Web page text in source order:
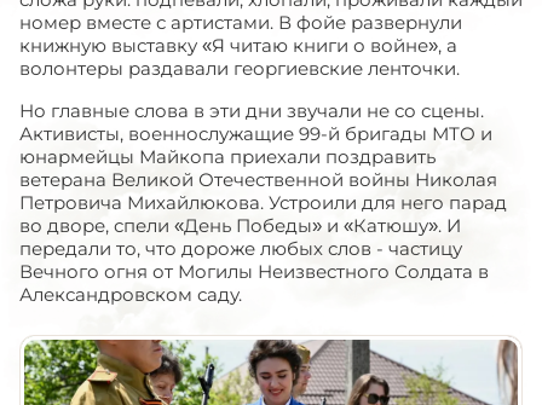
номер вместе с артистами. В фойе развернули
книжную выставку «Я читаю книги о войне», а
волонтеры раздавали георгиевские ленточки.
Но главные слова в эти дни звучали не со сцены.
Активисты, военнослужащие 99-й бригады МТО и
юнармейцы Майкопа приехали поздравить
ветерана Великой Отечественной войны Николая
Петровича Михайлюкова. Устроили для него парад
во дворе, спели «День Победы» и «Катюшу». И
передали то, что дороже любых слов - частицу
Вечного огня от Могилы Неизвестного Солдата в
Александровском саду.